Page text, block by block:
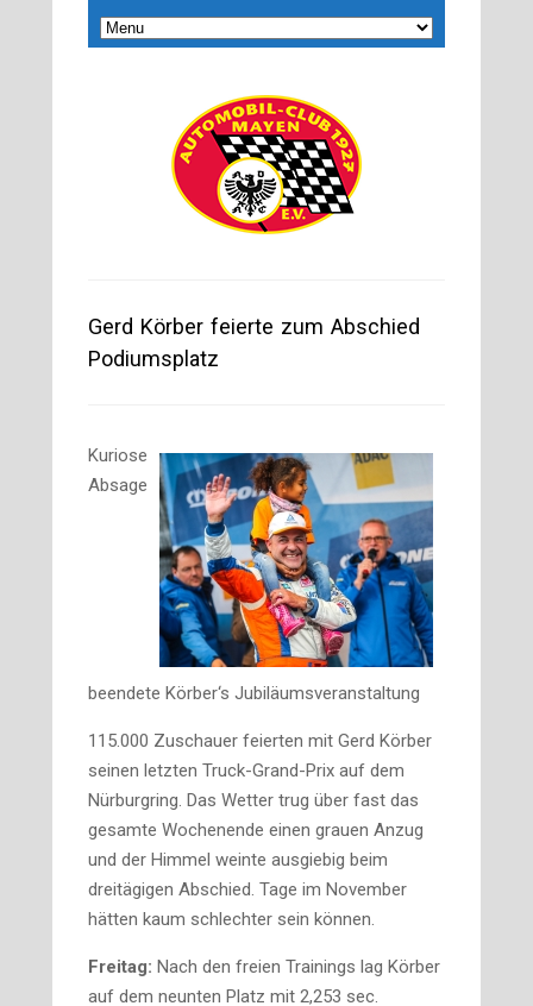
Gerd Körber feierte zum Abschied
Podiumsplatz
Kuriose
Absage
beendete Körber‘s Jubiläumsveranstaltung
115.000 Zuschauer feierten mit Gerd Körber
seinen letzten Truck-Grand-Prix auf dem
Nürburgring. Das Wetter trug über fast das
gesamte Wochenende einen grauen Anzug
und der Himmel weinte ausgiebig beim
dreitägigen Abschied. Tage im November
hätten kaum schlechter sein können.
Freitag: Nach den freien Trainings lag Körber
auf dem neunten Platz mit 2,253 sec.